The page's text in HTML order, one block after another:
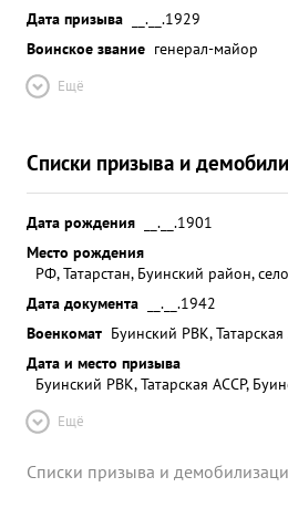
Дата призыва
__.__.1929
Воинское звание генерал-майор
Ещё
Списки призыва и
Дата рождения
__.__.1901
Место рождения
РФ, Татарстан, Буинский район,
Дата документа
__.__.1942
Военкомат Буинский РВК,
Дата и место призыва
Буинский РВК, Татарская АССР,
Ещё
Списки призыва и